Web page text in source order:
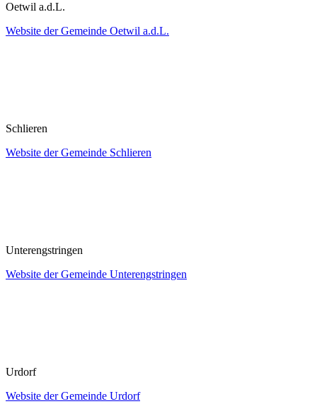
Oetwil a.d.L.
Website der Gemeinde Oetwil a.d.L.
Schlieren
Website der Gemeinde Schlieren
Unterengstringen
Website der Gemeinde Unterengstringen
Urdorf
Website der Gemeinde Urdorf